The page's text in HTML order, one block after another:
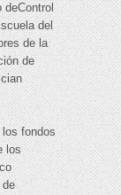
del
de la
de
fondos
los
de